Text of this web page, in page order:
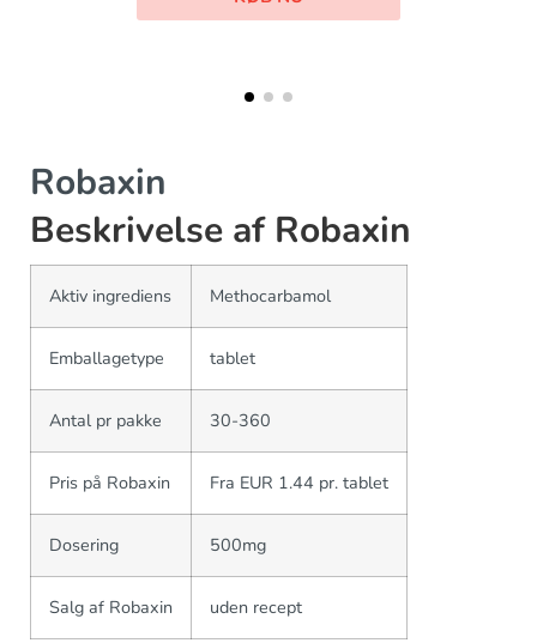
Robaxin
Beskrivelse af Robaxin
Aktiv ingrediens Methocarbamol
Emballagetype tablet
Antal pr pakke 30-360
Pris på Robaxin Fra EUR 1.44 pr. tablet
Dosering 500mg
Salg af Robaxin uden recept